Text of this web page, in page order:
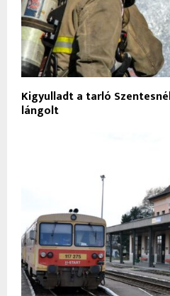
Kigyulladt a tarló
lángolt